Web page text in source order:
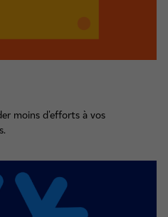
moins d'efforts à vos